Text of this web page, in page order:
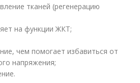
тканей (регенерацию
на функции ЖКТ;
чем помогает избавиться от
напряжения;